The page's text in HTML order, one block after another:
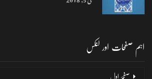
اہم صفحات اور لنکس
صفحۂ اول